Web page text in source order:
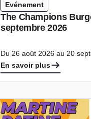
Evénement
The Champions
septembre 2026
Du 26 août 2026 au 20
En savoir plus